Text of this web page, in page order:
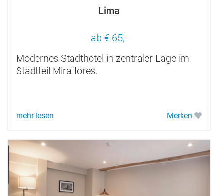
Lima
ab € 65,-
Modernes Stadthotel in zentraler Lage im
Stadtteil Miraflores.
mehr lesen Merken